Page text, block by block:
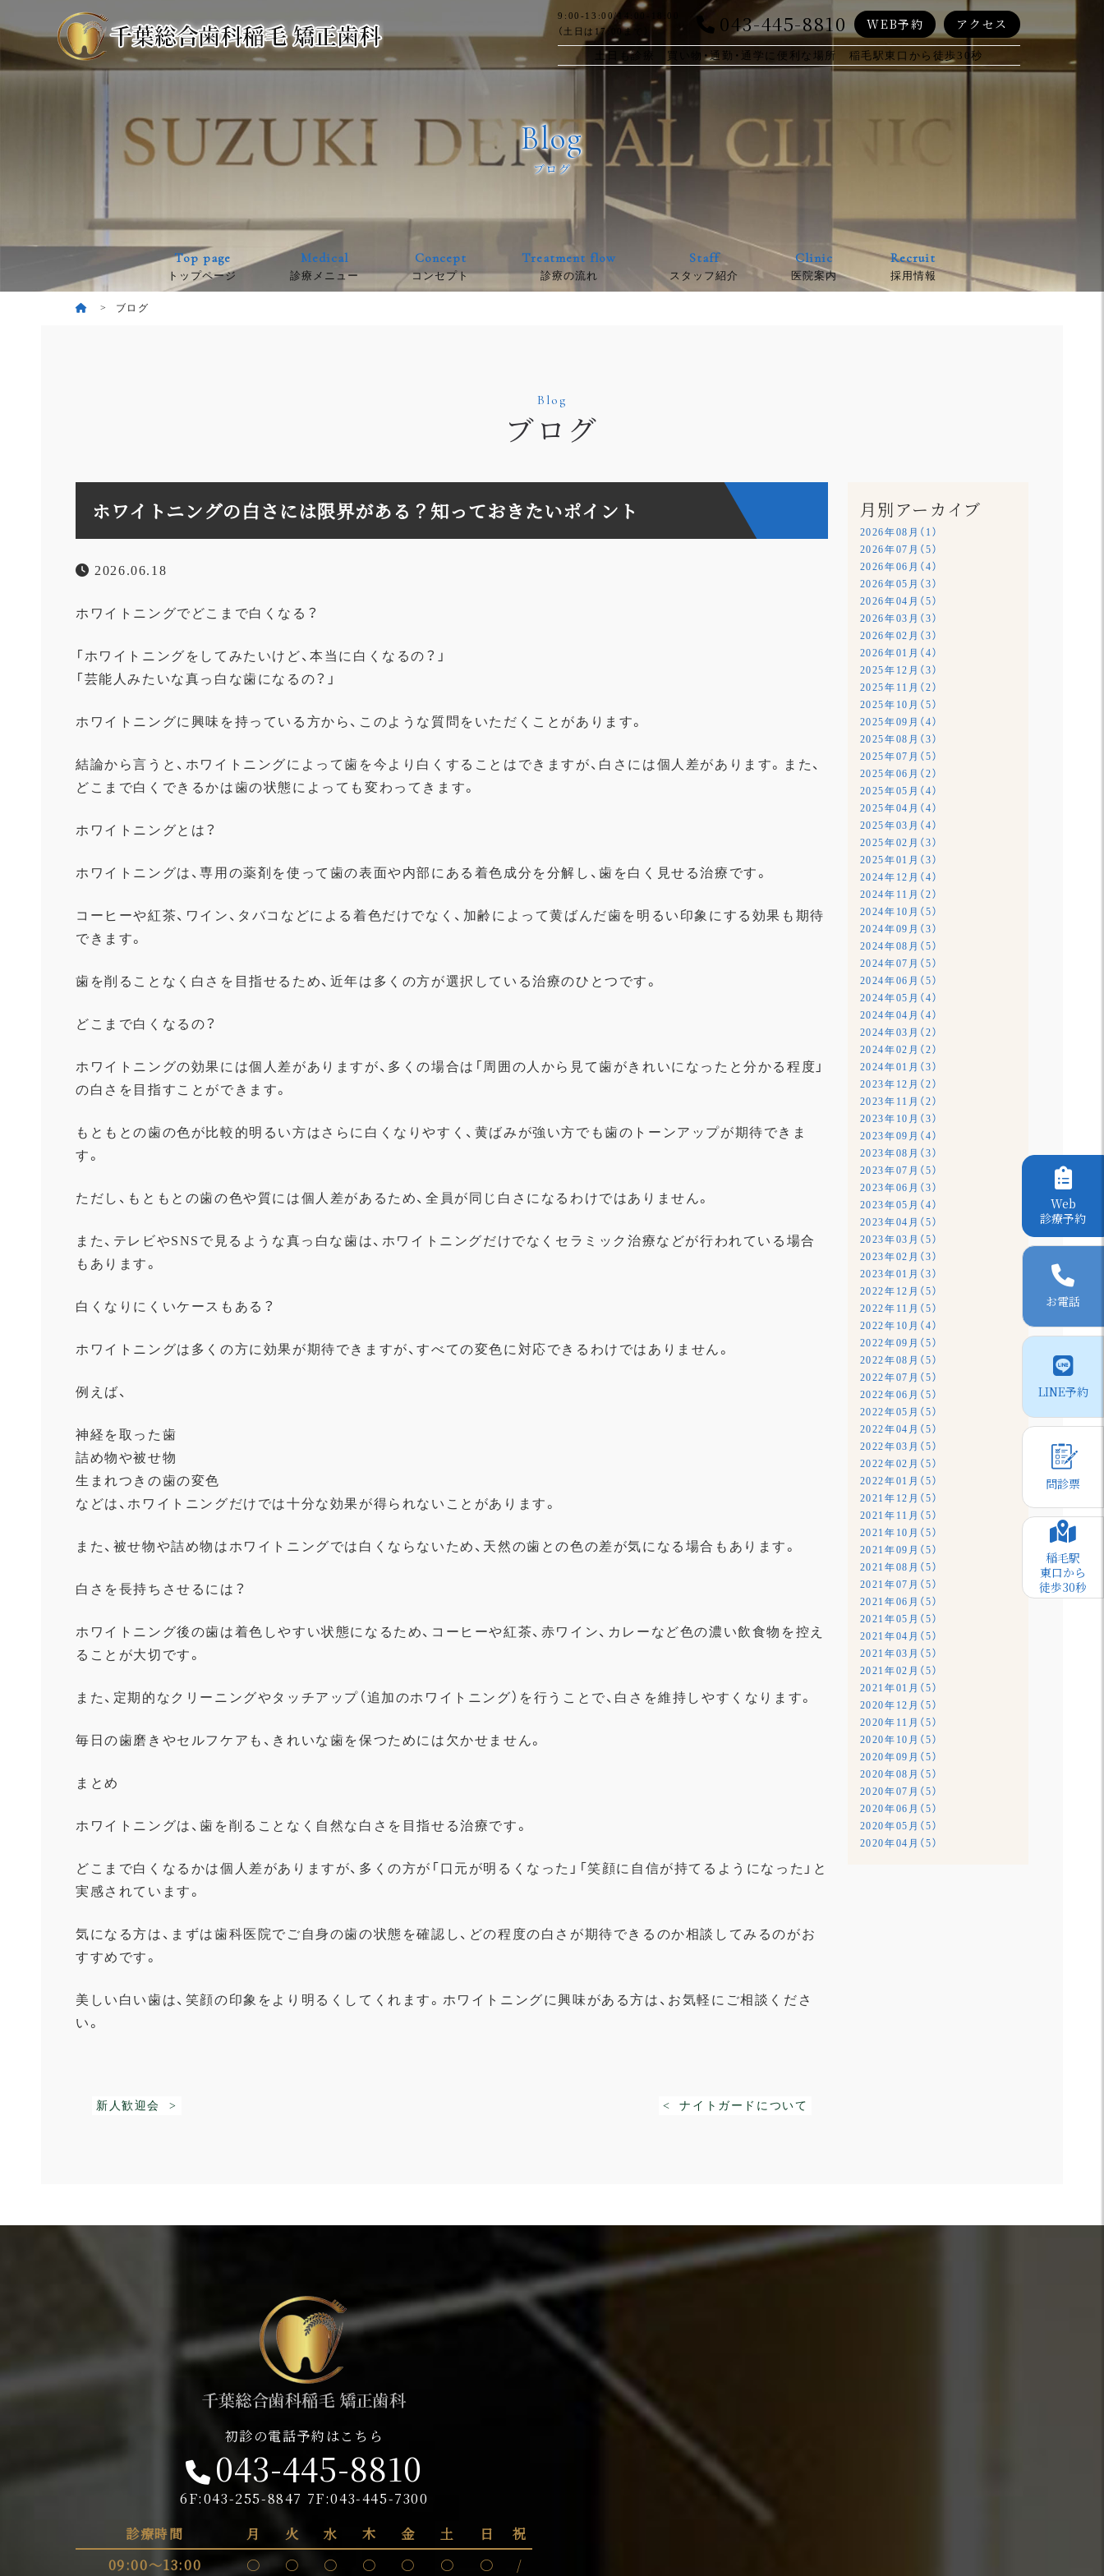
9:00-13:00/14:00-18:00
（土日は17:00まで）
043-445-8810 WEB予約 アクセス
土日も診療 買い物・通勤・通学に便利な場所 稲毛駅東口から徒歩30秒
Blog
ブログ
Top page
トップページ
Medical
診療メニュー
Concept
コンセプト
Treatment flow
診療の流れ
Staff
スタッフ紹介
Clinic
医院案内
Recruit
採用情報
ブログ
Blog
ブログ
ホワイトニングの白さには限界がある？知っておきたいポイント
2026.06.18
ホワイトニングでどこまで白くなる？
「ホワイトニングをしてみたいけど、本当に白くなるの？」
「芸能人みたいな真っ白な歯になるの？」
ホワイトニングに興味を持っている方から、 このような質問をいただくことがあります。
結論から言うと、 ホワイトニングによって歯を今より白くすることはできますが、 白さには個人差があります。また、
どこまで白くできるかは歯の状態によっても変わってきます。
ホワイトニングとは？
ホワイトニングは、専用の薬剤を使って歯の表面や内部にある着色成分を分解し、歯を白く見せる治療です。
コーヒーや紅茶、ワイン、タバコなどによる着色だけでなく、 加齢によって黄ばんだ歯を明るい印象にする効果も期待
できます。
歯を削ることなく白さを目指せるため、 近年は多くの方が選択している治療のひとつです。
どこまで白くなるの？
ホワイトニングの効果には個人差がありますが、多くの場合は「 周囲の人から見て歯がきれいになったと分かる程度」
の白さを目指すことができます。
もともとの歯の色が比較的明るい方はさらに白くなりやすく、 黄ばみが強い方でも歯のトーンアップが期待できま
す。
ただし、もともとの歯の色や質には個人差があるため、全員が同じ白さになるわけではありません。
また、テレビやSNSで見るような真っ白な歯は、 ホワイトニングだけでなくセラミック治療などが行われている場合
もあります。
白くなりにくいケースもある？
ホワイトニングは多くの方に効果が期待できますが、すべての変色に対応できるわけではありません。
例えば、
神経を取った歯
詰め物や被せ物
生まれつきの歯の変色
などは、 ホワイトニングだけでは十分な効果が得られないことがあります。
また、被せ物や詰め物はホワイトニングでは白くならないため、 天然の歯との色の差が気になる場合もあります。
白さを長持ちさせるには？
ホワイトニング後の歯は着色しやすい状態になるため、 コーヒーや紅茶、赤ワイン、 カレーなど色の濃い飲食物を控え
ることが大切です。
また、定期的なクリーニングやタッチアップ（ 追加のホワイトニング）を行うことで、 白さを維持しやすくなります。
毎日の歯磨きやセルフケアも、 きれいな歯を保つためには欠かせません。
まとめ
ホワイトニングは、歯を削ることなく自然な白さを目指せる治療です。
どこまで白くなるかは個人差がありますが、多くの方が「 口元が明るくなった」「笑顔に自信が持てるようになった」 と
実感されています。
気になる方は、まずは歯科医院でご自身の歯の状態を確認し、 どの程度の白さが期待できるのか相談してみるのがお
すすめです。
美しい白い歯は、笑顔の印象をより明るくしてくれます。 ホワイトニングに興味がある方は、お気軽にご相談くださ
い。
< ナイトガードについて
新人歓迎会 >
月別アーカイブ
2026年08月（1）
2026年07月（5）
2026年06月（4）
2026年05月（3）
2026年04月（5）
2026年03月（3）
2026年02月（3）
2026年01月（4）
2025年12月（3）
2025年11月（2）
2025年10月（5）
2025年09月（4）
2025年08月（3）
2025年07月（5）
2025年06月（2）
2025年05月（4）
2025年04月（4）
2025年03月（4）
2025年02月（3）
2025年01月（3）
2024年12月（4）
2024年11月（2）
2024年10月（5）
2024年09月（3）
2024年08月（5）
2024年07月（5）
2024年06月（5）
2024年05月（4）
2024年04月（4）
2024年03月（2）
2024年02月（2）
2024年01月（3）
2023年12月（2）
2023年11月（2）
2023年10月（3）
2023年09月（4）
2023年08月（3）
2023年07月（5）
2023年06月（3）
2023年05月（4）
2023年04月（5）
2023年03月（5）
2023年02月（3）
2023年01月（3）
2022年12月（5）
2022年11月（5）
2022年10月（4）
2022年09月（5）
2022年08月（5）
2022年07月（5）
2022年06月（5）
2022年05月（5）
2022年04月（5）
2022年03月（5）
2022年02月（5）
2022年01月（5）
2021年12月（5）
2021年11月（5）
2021年10月（5）
2021年09月（5）
2021年08月（5）
2021年07月（5）
2021年06月（5）
2021年05月（5）
2021年04月（5）
2021年03月（5）
2021年02月（5）
2021年01月（5）
2020年12月（5）
2020年11月（5）
2020年10月（5）
2020年09月（5）
2020年08月（5）
2020年07月（5）
2020年06月（5）
2020年05月（5）
2020年04月（5）
初診の電話予約はこちら
043-445-8810
6F:043-255-8847 7F:043-445-7300
診療時間
月 火 水 木 金 土 日
祝
09:00～13:00
〇 〇 〇 〇 〇 〇 〇 /
Web
診療予約
お電話
LINE予約
問診票
稲毛駅
東口から
徒歩30秒